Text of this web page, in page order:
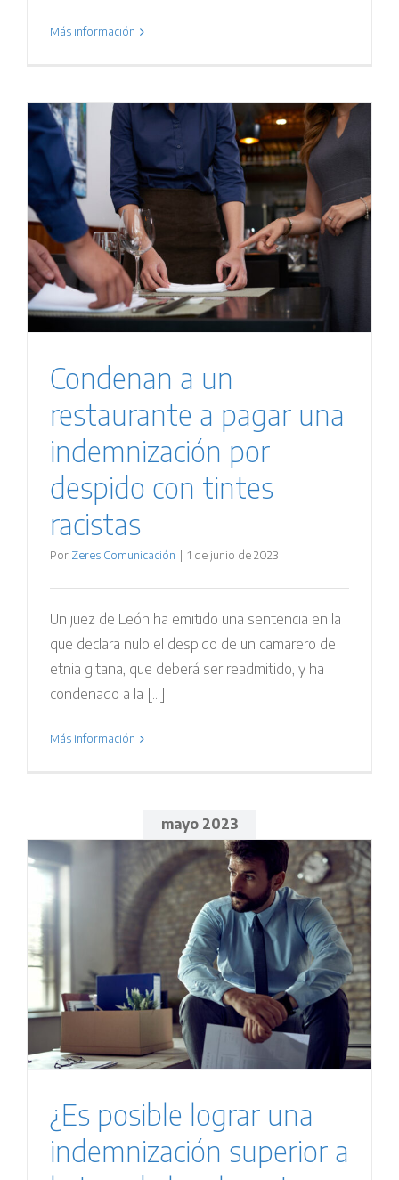
Más información
Condenan a un
restaurante a pagar una
indemnización por
despido con tintes
racistas
Por Zeres Comunicación | 1 de junio de 2023
Un juez de León ha emitido una sentencia en la
que declara nulo el despido de un camarero de
etnia gitana, que deberá ser readmitido, y ha
condenado a la [...]
Más información
mayo 2023
¿Es posible lograr una
indemnización superior a